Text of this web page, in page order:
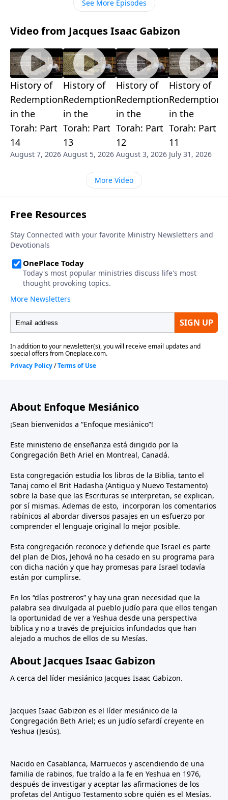
See More Episodes
Video from Jacques Isaac Gabizon
History of
Redemption
in the
Torah: Part
14
August 7, 2026
History of
Redemption
in the
Torah: Part
13
August 5, 2026
History of
Redemption
in the
Torah: Part
12
August 3, 2026
History of
Redemption
in the
Torah: Part
11
July 31, 2026
More Video
About Enfoque Mesiánico
¡Sean bienvenidos a “Enfoque mesiánico”!
Este ministerio de enseñanza está dirigido por la
Congregación Beth Ariel en Montreal, Canadá.
Esta congregación estudia los libros de la Biblia, tanto el
Tanaj como el Brit Hadasha (Antiguo y Nuevo Testamento)
sobre la base que las Escrituras se interpretan, se explican,
por sí mismas. Ademas de esto, incorporan los comentarios
rabínicos al abordar diversos pasajes en un esfuerzo por
comprender el lenguaje original lo mejor posible.
Esta congregación reconoce y defiende que Israel es parte
del plan de Dios, Jehová no ha cesado en su programa para
con dicha nación y que hay promesas para Israel todavía
están por cumplirse.
En los “días postreros” y hay una gran necesidad que la
palabra sea divulgada al pueblo judío para que ellos tengan
la oportunidad de ver a Yeshua desde una perspectiva
bíblica y no a través de prejuicios infundados que han
alejado a muchos de ellos de su Mesías.
About Jacques Isaac Gabizon
A cerca del líder mesiánico Jacques Isaac Gabizon.
Jacques Isaac Gabizon es el líder mesiánico de la
Congregación Beth Ariel; es un judío sefardí creyente en
Yeshua (Jesús).
Nacido en Casablanca, Marruecos y ascendiendo de una
familia de rabinos, fue traído a la fe en Yeshua en 1976,
después de investigar y aceptar las afirmaciones de los
profetas del Antiguo Testamento sobre quién es el Mesías.